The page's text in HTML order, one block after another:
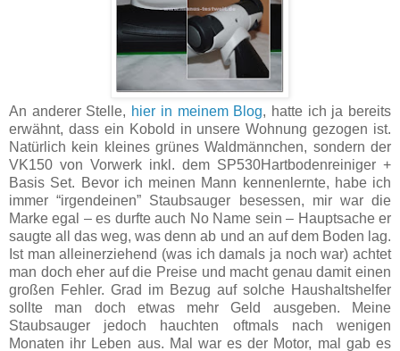
An anderer Stelle, hier in meinem Blog, hatte ich ja bereits
erwähnt, dass ein Kobold in unsere Wohnung gezogen ist.
Natürlich kein kleines grünes Waldmännchen, sondern der
VK150 von Vorwerk inkl. dem SP530Hartbodenreiniger +
Basis Set. Bevor ich meinen Mann kennenlernte, habe ich
immer “irgendeinen” Staubsauger besessen, mir war die
Marke egal – es durfte auch No Name sein – Hauptsache er
saugte all das weg, was denn ab und an auf dem Boden lag.
Ist man alleinerziehend (was ich damals ja noch war) achtet
man doch eher auf die Preise und macht genau damit einen
großen Fehler. Grad im Bezug auf solche Haushaltshelfer
sollte man doch etwas mehr Geld ausgeben.
Meine
Staubsauger jedoch hauchten oftmals nach wenigen
Monaten ihr Leben aus. Mal war es der Motor, mal gab es